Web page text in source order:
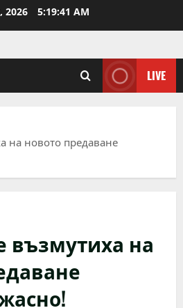
2026 5:19:41 AM
LIVE
на новото предаване
възмутиха на